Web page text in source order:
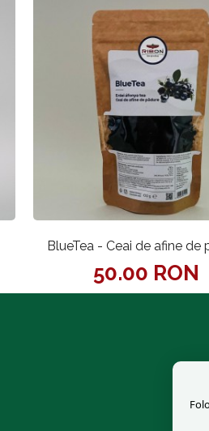
BlueTea - Ceai de afine de
50.00 RON